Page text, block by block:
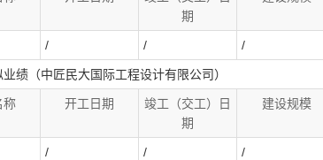
期
/ / /
绩（中匠民大国际工程设计有限公司）
称 开工日期
竣工（交工）日
期
建设规模
/ / /